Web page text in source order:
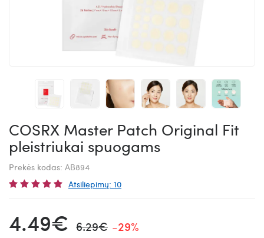
COSRX Master Patch Original Fit
pleistriukai spuogams
Prekės kodas: AB894
Atsiliepimų: 10
4.49€ 6.29€ -29%